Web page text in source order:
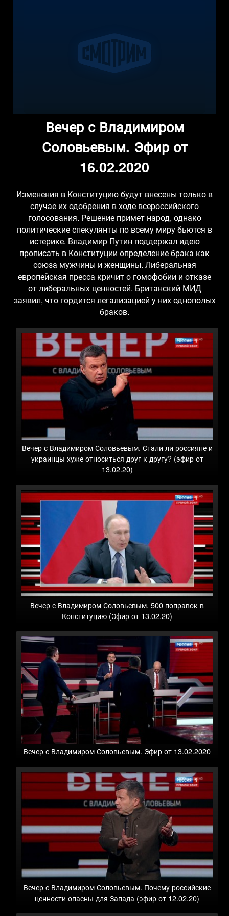
Вечер с Владимиром
Соловьевым. Эфир от
16.02.2020
Изменения в Конституцию будут внесены только в
случае их одобрения в ходе всероссийского
голосования. Решение примет народ, однако
политические спекулянты по всему миру бьются в
истерике. Владимир Путин поддержал идею
прописать в Конституции определение брака как
союза мужчины и женщины. Либеральная
европейская пресса кричит о гомофобии и отказе
от либеральных ценностей. Британский МИД
заявил, что гордится легализацией у них однополых
браков.
Вечер с Владимиром Соловьевым. Стали ли россияне и
украинцы хуже относиться друг к другу? (эфир от
13.02.20)
Вечер с Владимиром Соловьевым. 500 поправок в
Конституцию (Эфир от 13.02.20)
Вечер с Владимиром Соловьевым. Эфир от 13.02.2020
Вечер с Владимиром Соловьевым. Почему российские
ценности опасны для Запада (эфир от 12.02.20)